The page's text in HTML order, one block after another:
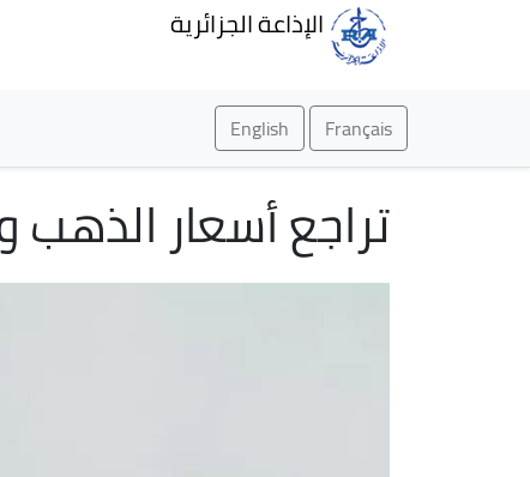
الإذاعة الجزائرية
Français
English
تراجع أسعار